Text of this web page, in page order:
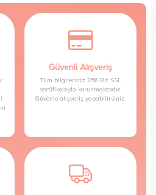
Güvenli Alışveriş
Tüm bilgileriniz 256 Bit SSL
sertifikasıyla korunmaktadır.
Güvenle alışveriş yapabilirsiniz.